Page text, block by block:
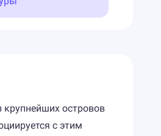
крупнейших островов
с этим